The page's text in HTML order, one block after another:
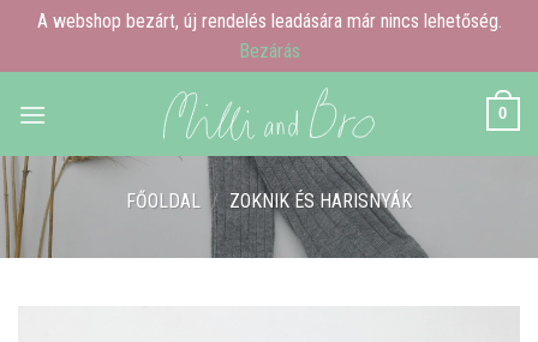
A webshop bezárt, új rendelés leadására már nincs lehetőség.
Bezárás
0
FŐOLDAL / ZOKNIK ÉS HARISNYÁK